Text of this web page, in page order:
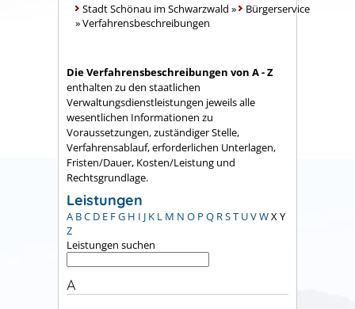
Stadt Schönau im Schwarzwald »
Bürgerservice
»Verfahrensbeschreibungen
Die Verfahrensbeschreibungen von A - Z
enthalten zu den staatlichen
Verwaltungsdienstleistungen jeweils alle
wesentlichen Informationen zu
Voraussetzungen, zuständiger Stelle,
Verfahrensablauf, erforderlichen Unterlagen,
Fristen/Dauer, Kosten/Leistung und
Rechtsgrundlage.
Leistungen
A BC D E FG H I J K L M N O P Q RST UVWXY
Z
Leistungen suchen
A